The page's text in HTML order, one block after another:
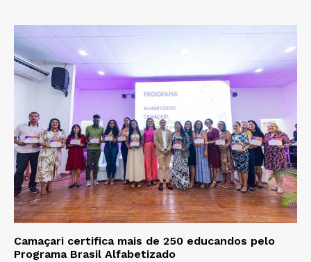
Camaçari certifica mais de 250 educandos pelo
Programa Brasil Alfabetizado